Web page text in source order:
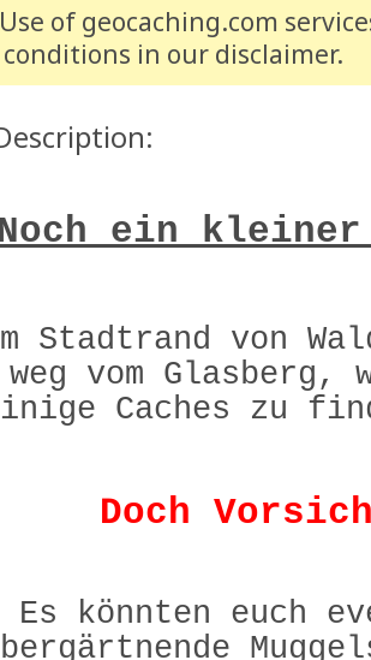
of geocaching.com
in our disclaimer.
Noch ein
Stadtrand von
vom Glasberg,
Caches zu
Doch
Es könnten euch